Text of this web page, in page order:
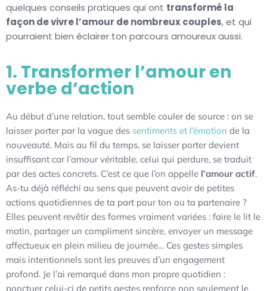
quelques conseils pratiques qui ont transformé la
façon de vivre l’amour de nombreux couples, et qui
pourraient bien éclairer ton parcours amoureux aussi.
1. Transformer l’amour en
verbe d’action
Au début d’une relation, tout semble couler de source : on se
laisser porter par la vague des sentiments et l’émotion de la
nouveauté. Mais au fil du temps, se laisser porter devient
insuffisant car l’amour véritable, celui qui perdure, se traduit
par des actes concrets. C’est ce que l’on appelle l’amour actif.
As-tu déjà réfléchi au sens que peuvent avoir de petites
actions quotidiennes de ta part pour ton ou ta partenaire ?
Elles peuvent revêtir des formes vraiment variées : faire le lit le
matin, partager un compliment sincère, envoyer un message
affectueux en plein milieu de journée… Ces gestes simples
mais intentionnels sont les preuves d’un engagement
profond. Je l’ai remarqué dans mon propre quotidien :
ponctuer celui-ci de petits gestes renforce non seulement le